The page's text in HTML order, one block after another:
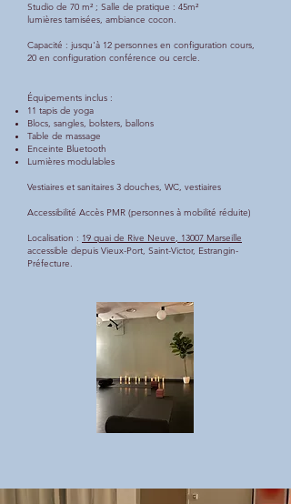
Studio de 70 m² ; Salle de pratique : 45m²
lumières tamisées, ambiance cocon.
Capacité : jusqu'à 12 personnes en configuration cours,
20 en configuration conférence ou cercle.
Équipements inclus :
11 tapis de yoga
Blocs, sangles, bolsters, ballons
Table de massage
Enceinte Bluetooth
Lumières modulables
Vestiaires et sanitaires 3 douches, WC, vestiaires
Accessibilité Accès PMR (personnes à mobilité réduite)
Localisation : 19 quai de Rive Neuve, 13007 Marseille
accessible depuis Vieux-Port, Saint-Victor, Estrangin-
Préfecture.